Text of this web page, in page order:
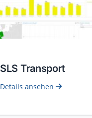
SLS Transport
Details ansehen